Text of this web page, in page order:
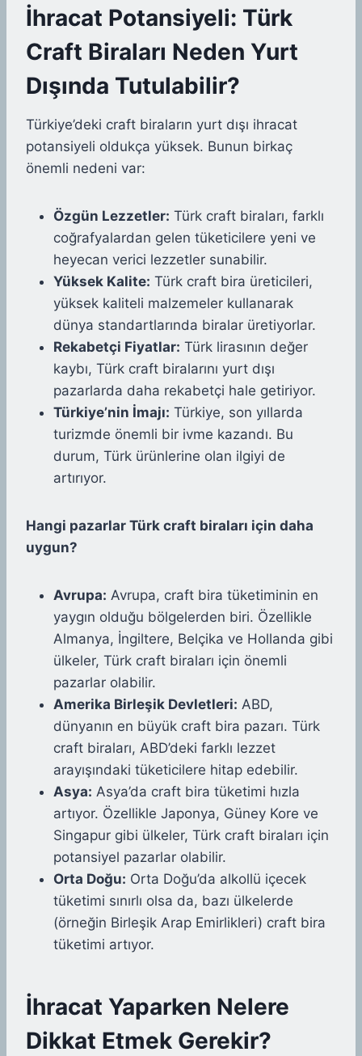
İhracat Potansiyeli: Türk
Craft Biraları Neden Yurt
Dışında Tutulabilir?
Türkiye’deki craft biraların yurt dışı ihracat
potansiyeli oldukça yüksek. Bunun birkaç
önemli nedeni var:
Özgün Lezzetler: Türk craft biraları, farklı
coğrafyalardan gelen tüketicilere yeni ve
heyecan verici lezzetler sunabilir.
Yüksek Kalite: Türk craft bira üreticileri,
yüksek kaliteli malzemeler kullanarak
dünya standartlarında biralar üretiyorlar.
Rekabetçi Fiyatlar: Türk lirasının değer
kaybı, Türk craft biralarını yurt dışı
pazarlarda daha rekabetçi hale getiriyor.
Türkiye’nin İmajı: Türkiye, son yıllarda
turizmde önemli bir ivme kazandı. Bu
durum, Türk ürünlerine olan ilgiyi de
artırıyor.
Hangi pazarlar Türk craft biraları için daha
uygun?
Avrupa: Avrupa, craft bira tüketiminin en
yaygın olduğu bölgelerden biri. Özellikle
Almanya, İngiltere, Belçika ve Hollanda gibi
ülkeler, Türk craft biraları için önemli
pazarlar olabilir.
Amerika Birleşik Devletleri: ABD,
dünyanın en büyük craft bira pazarı. Türk
craft biraları, ABD’deki farklı lezzet
arayışındaki tüketicilere hitap edebilir.
Asya: Asya’da craft bira tüketimi hızla
artıyor. Özellikle Japonya, Güney Kore ve
Singapur gibi ülkeler, Türk craft biraları için
potansiyel pazarlar olabilir.
Orta Doğu: Orta Doğu’da alkollü içecek
tüketimi sınırlı olsa da, bazı ülkelerde
(örneğin Birleşik Arap Emirlikleri) craft bira
tüketimi artıyor.
İhracat Yaparken Nelere
Dikkat Etmek Gerekir?